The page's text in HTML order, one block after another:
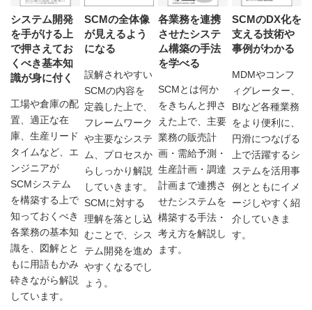
システム開発
を手がける上
で押さえてお
くべき基本知
識が身に付く
工場や倉庫の配
置、適正な在
庫、生産リード
タイムなど、エ
ンジニアが
SCMシステム
を構築する上で
知っておくべき
各業務の基本知
識を、図解とと
もに用語もかみ
砕きながら解説
しています。
SCMの全体像
が見えるよう
になる
誤解されやすい
SCMの内容を
定義した上で、
フレームワーク
や主要なシステ
ム、プロセスか
らしっかり解説
していきます。
SCMに対する
理解を落とし込
むことで、シス
テム開発を進め
やすくなるでし
ょう。
各業務を連携
させたシステ
ム構築の手法
を学べる
SCMとは何か
をきちんと押さ
えた上で、主要
業務の販売計
画・需給予測・
生産計画・調達
計画まで連携さ
せたシステムを
構築する手法・
考え方を解説し
ます。
SCMのDX化を
支える技術や
事例がわかる
MDMやコンフ
ィグレーター、
BIなど各種業務
をより便利に、
円滑につなげる
上で活躍するシ
ステムを活用事
例とともにイメ
ージしやすく紹
介していきま
す。